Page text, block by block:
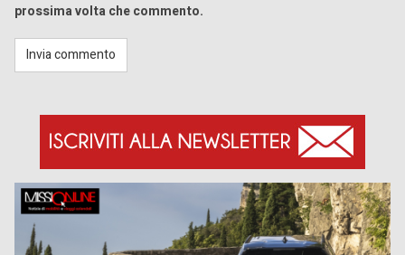
prossima volta che commento.